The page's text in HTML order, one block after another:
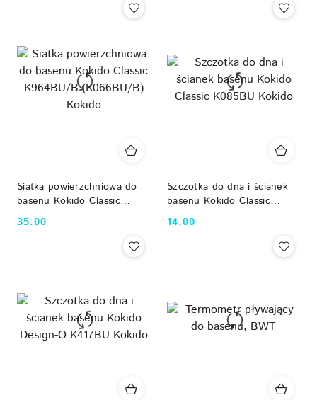
Siatka powierzchniowa do
basenu Kokido Classic
K964BU/B (K066BU/B)
Kokido
Cena:
35.00
Szczotka do dna i ścianek
basenu Kokido Classic
K085BU Kokido
Cena:
14.00